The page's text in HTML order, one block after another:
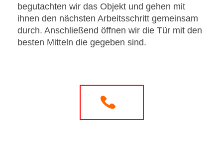
begutachten wir das Objekt und gehen mit
ihnen den nächsten Arbeitsschritt gemeinsam
durch. Anschließend öffnen wir die Tür mit den
besten Mitteln die gegeben sind.